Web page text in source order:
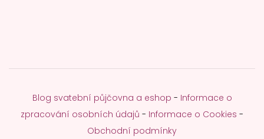
Blog svatební půjčovna a eshop - Informace o
zpracování osobních údajů - Informace o Cookies -
Obchodní podmínky